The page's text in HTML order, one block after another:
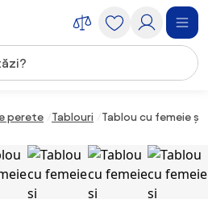
perete Tablouri Tablou cu femeie și